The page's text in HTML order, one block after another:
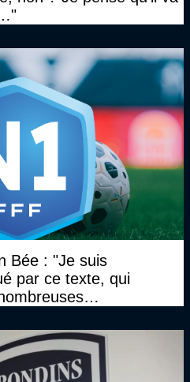
Bée : "Je suis
par ce texte, qui